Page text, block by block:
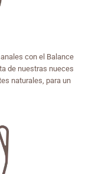
con el Balance
de nuestras nueces
naturales, para un